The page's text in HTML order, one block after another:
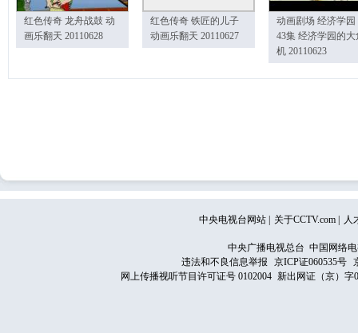
红色传奇 龙舟战鼓 动
画乐翻天 20110628
红色传奇 铁匠的儿子
动画乐翻天 20110627
动画剧场 经济学园
43集 经济学园的大
机 20110623
中央电视台网站 关于CCTV.com 人
中央广播电视总台 中国网络
违法和不良信息举报
京ICP证060535号
网上传播视听节目许可证号 0102004 新出网证（京）